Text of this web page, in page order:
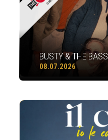
BUSTY & THE BASS
08.07.2026